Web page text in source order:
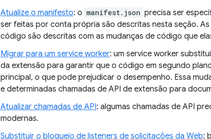
Atualize o manifesto: o manifest.json precisa ser
ser feitas por conta própria são descritas nesta seção.
código são descritas com as mudanças de código que
Migrar para um service worker: um service worker
da extensão para garantir que o código em segundo
principal, o que pode prejudicar o desempenho. Essa
e determinadas chamadas de API de extensão para
Atualizar chamadas de API: algumas chamadas de API
modernas.
Substituir o bloqueio de listeners de solicitações da Web: